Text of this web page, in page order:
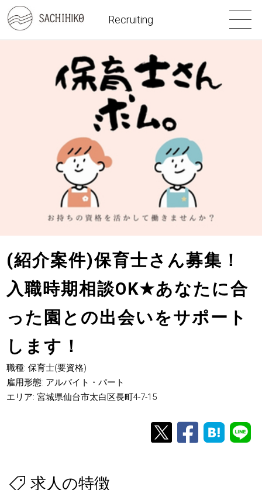
Recruiting
(紹介案件)保育士さん募集！
入職時期相談OK★あなたに合
った園との出会いをサポート
します！
職種: 保育士(要資格)
雇用形態: アルバイト・パート
エリア: 宮城県仙台市太白区長町4-7-15
求人の特徴